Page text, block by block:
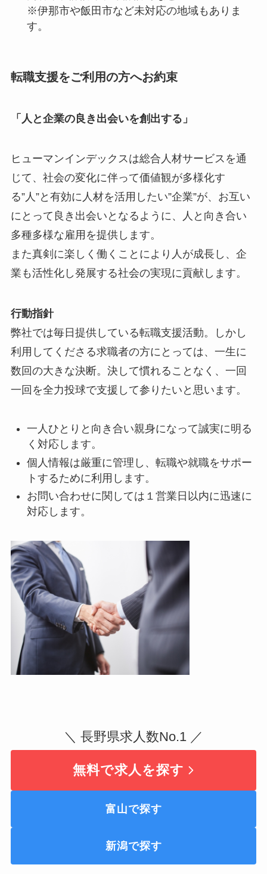
※伊那市や飯田市など未対応の地域もありま
す。
転職支援をご利用の方へお約束
「人と企業の良き出会いを創出する」
ヒューマンインデックスは総合人材サービスを通
じて、社会の変化に伴って価値観が多様化す
る”人”と有効に人材を活用したい”企業”が、お互い
にとって良き出会いとなるように、人と向き合い
多種多様な雇用を提供します。
また真剣に楽しく働くことにより人が成長し、企
業も活性化し発展する社会の実現に貢献します。
行動指針
弊社では毎日提供している転職支援活動。しかし
利用してくださる求職者の方にとっては、一生に
数回の大きな決断。決して慣れることなく、一回
一回を全力投球で支援して参りたいと思います。
一人ひとりと向き合い親身になって誠実に明る
く対応します。
個人情報は厳重に管理し、転職や就職をサポー
トするために利用します。
お問い合わせに関しては１営業日以内に迅速に
対応します。
＼ 長野県求人数No.1 ／
無料で求人を探す
富山で探す
新潟で探す